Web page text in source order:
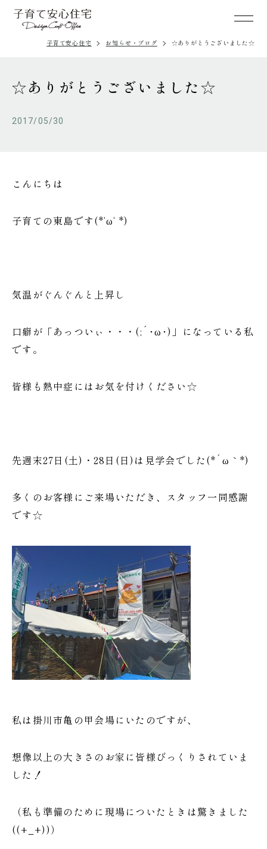
子育て安心住宅 お知らせ・ブログ ☆ありがとうございました☆
☆ありがとうございました☆
2017/05/30
こんにちは
子育ての東島です(*‘ω‘ *)
気温がぐんぐんと上昇し
口癖が「あっついぃ・・・(;´･ω･)」になっている私
です。
皆様も熱中症にはお気を付けください☆
先週末27日(土)・28日(日)は見学会でした(*´ω｀*)
多くのお客様にご来場いただき、スタッフ一同感謝
です☆
私は掛川市亀の甲会場にいたのですが、
想像以上の大きさのお家に皆様びっくりされていま
した！
（私も準備のために現場についたときは驚きました
((+_+))）